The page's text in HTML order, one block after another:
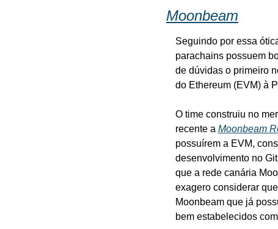
Moonbeam
Seguindo por essa
parachains possuem
de dúvidas o primeiro
do Ethereum (EVM) à
O time construiu no
recente a Moonbeam
possuírem a EVM,
desenvolvimento no
que a rede canária
exagero considerar
Moonbeam que já
bem estabelecidos